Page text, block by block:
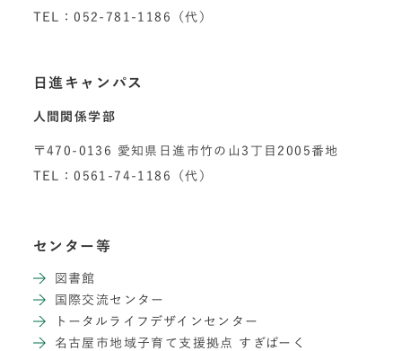
TEL：052-781-1186（代）
日進キャンパス
人間関係学部
〒470-0136 愛知県日進市竹の山3丁目2005番地
TEL：0561-74-1186（代）
センター等
図書館
国際交流センター
トータルライフデザインセンター
名古屋市地域子育て支援拠点 すぎぱーく